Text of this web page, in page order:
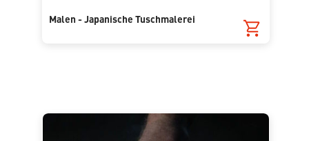
Malen - Japanische Tuschmalerei